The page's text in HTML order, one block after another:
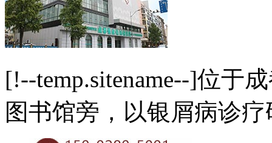
[!--temp.sitename--]位于
图书馆旁，以银屑病诊